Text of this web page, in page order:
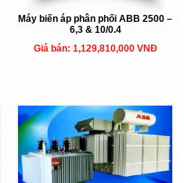
Máy biến áp phân phối ABB 2500 –
6,3 & 10/0.4
Giá bán: 1,129,810,000 VNĐ